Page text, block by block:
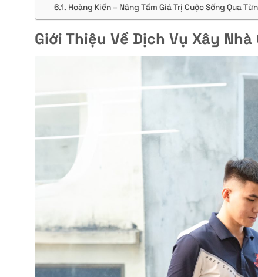
Hoàng Kiến – Nâng Tầm Giá Trị Cuộc Sống Qua
Giới Thiệu Về Dịch Vụ Xây Nhà